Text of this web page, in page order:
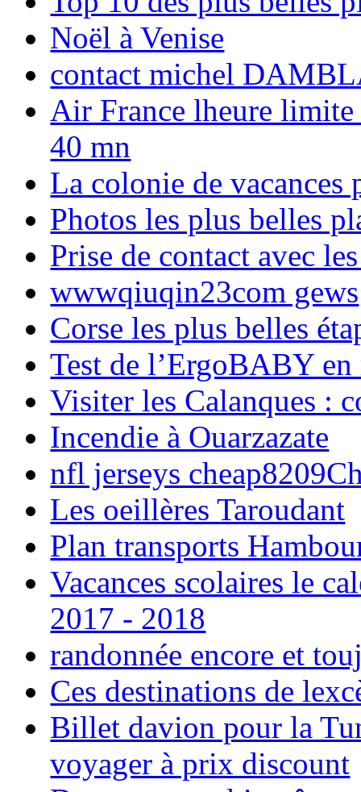
Noël à Venise
contact michel
Air France lheure limite
40 mn
La colonie de vacances
Photos les plus belles
Prise de contact avec
wwwqiuqin23com gews
Corse les plus belles
Test de l’ErgoBABY en
Visiter les Calanques :
Incendie à Ouarzazate
nfl jerseys
Les oeillères Taroudant
Plan transports
Vacances scolaires le
2017 - 2018
randonnée encore et
Ces destinations de
Billet davion pour la
voyager à prix discount